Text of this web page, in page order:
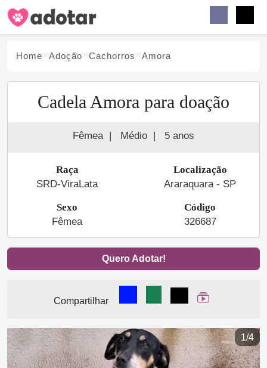
Home Adoção Cachorros Amora
Cadela Amora para doação
Fêmea | Médio | 5 anos
Raça
SRD-ViraLata
Localização
Araraquara - SP
Sexo
Fêmea
Código
326687
Quero Adotar!
Compartilhar
Compartilhar no Facebook
Compartilhar no
Compartilhar
Ver Web Story
1/4